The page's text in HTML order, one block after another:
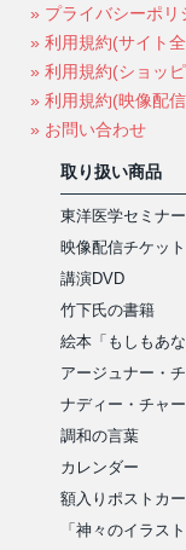
» プライバシーポリ
» 利用規約(サイト
» 利用規約(ショッ
» 利用規約(映像配
» お問い合わせ
取り扱い商品
東洋医学セミナー
映像配信チケット
講演DVD
竹下氏の書籍
絵本「もしもあな
アージュナー・
ナディー・チャー
調和の言葉
カレンダー
額入りポストカ
「神々のイラス